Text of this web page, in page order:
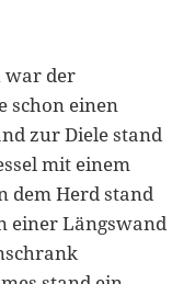
war der
schon einen
zur Diele stand
mit einem
dem Herd stand
einer Längswand